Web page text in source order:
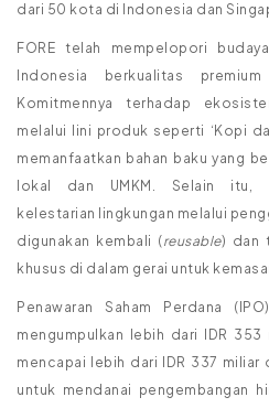
dari 50 kota di Indonesia dan
FORE telah mempelopori
Indonesia berkualitas
Komitmennya terhadap
melalui lini produk seperti ‘Kopi
memanfaatkan bahan baku yang
lokal dan UMKM. Selain itu,
kelestarian lingkungan melalui
digunakan kembali (reusable) dan
khusus di dalam gerai untuk
Penawaran Saham Perdana
mengumpulkan lebih dari IDR
mencapai lebih dari IDR 337
untuk mendanai pengembangan